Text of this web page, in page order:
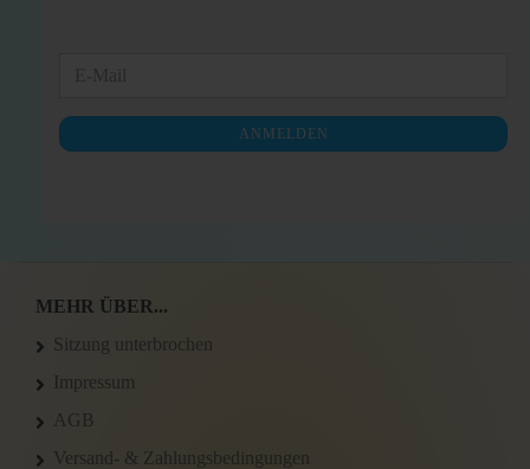
NEWSLETTER-
ANMELDUNG
ANMELDEN
MEHR ÜBER...
Sitzung unterbrochen
Impressum
AGB
Versand- & Zahlungsbedingungen